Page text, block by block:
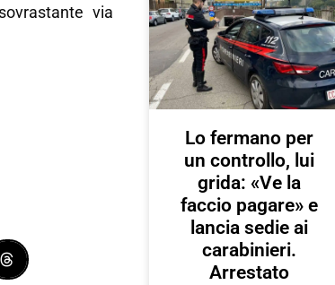
via
Lo fermano per
un controllo, lui
grida: «Ve la
faccio pagare» e
lancia sedie ai
carabinieri.
Arrestato